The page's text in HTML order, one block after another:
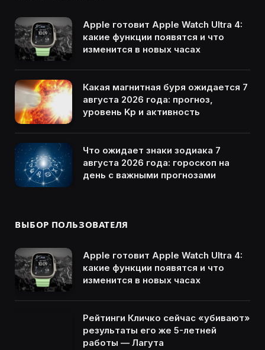
Apple готовит Apple Watch Ultra 4:
какие функции появятся и что
изменится в новых часах
Какая магнитная буря ожидается 7
августа 2026 года: прогноз,
уровень Kp и активность
Что ожидает знаки зодиака 7
августа 2026 года: гороскоп на
день с важными прогнозами
ВЫБОР ПОЛЬЗОВАТЕЛЯ
Apple готовит Apple Watch Ultra 4:
какие функции появятся и что
изменится в новых часах
Рейтинги Кличко сейчас «убивают»
результаты его же 5-летней
работы — Лагута